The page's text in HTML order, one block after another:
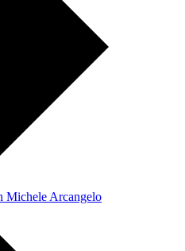
Michele Arcangelo